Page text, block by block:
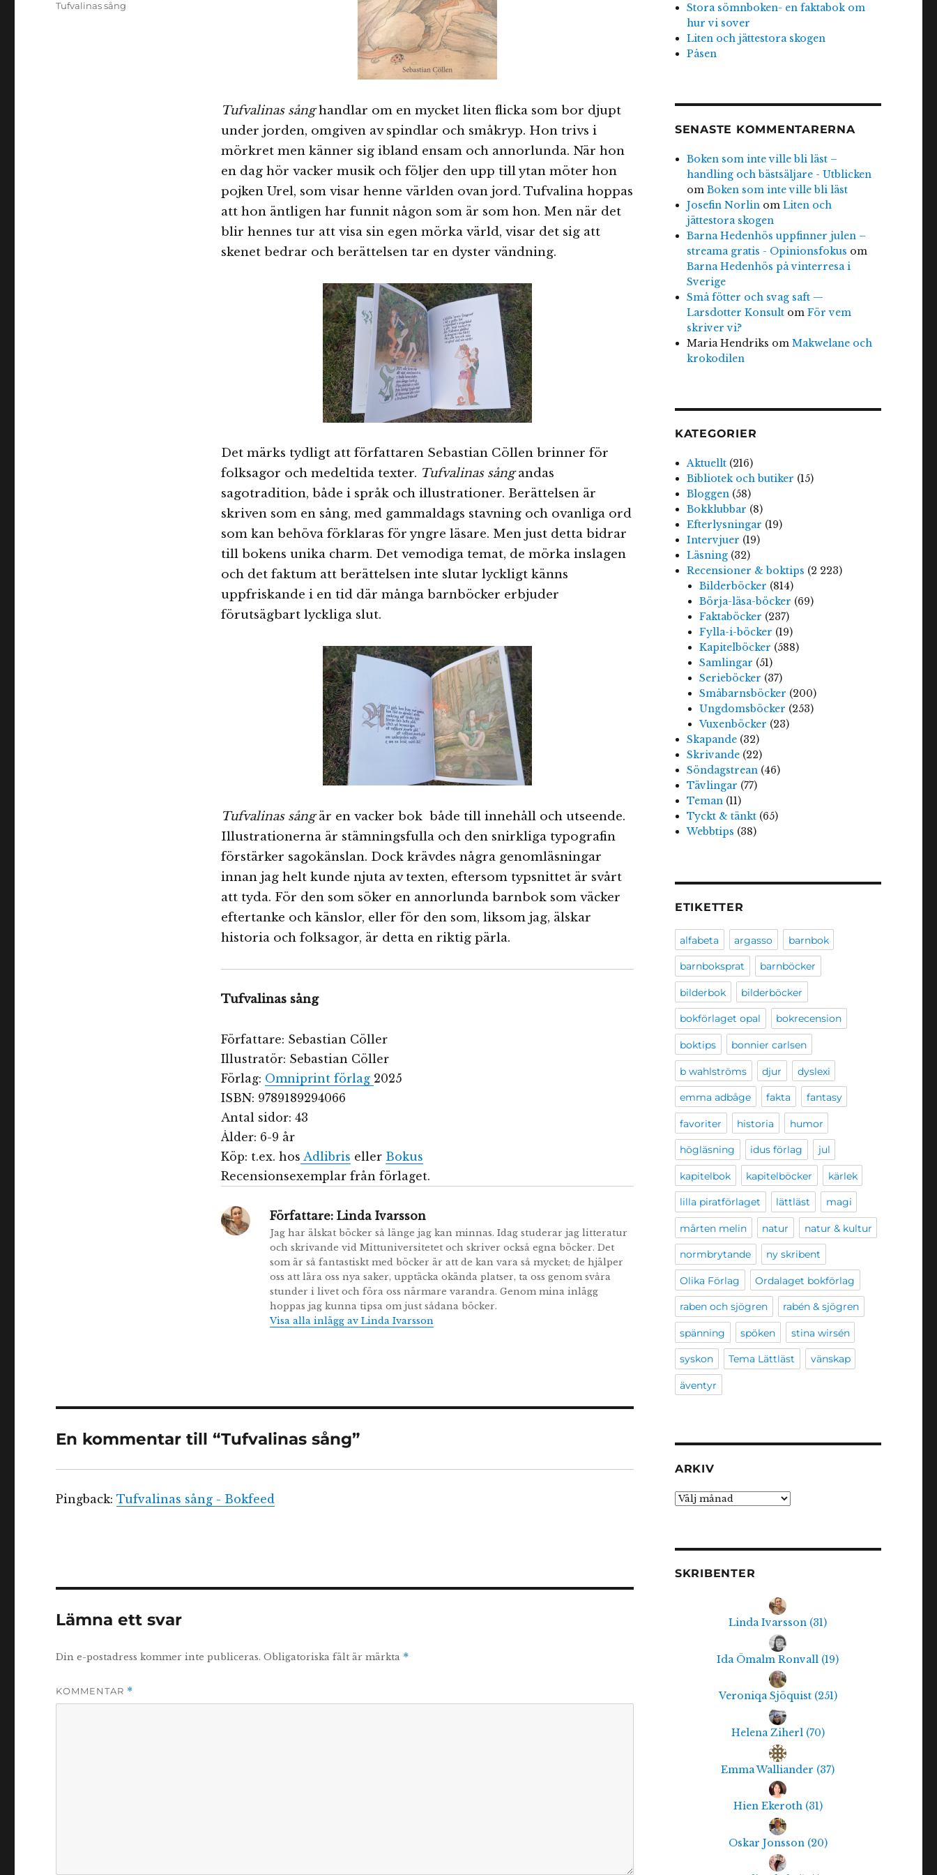
Tufvalinas sånghandlar om en mycket liten flicka som bor djupt
under jorden, omgiven av spindlar och småkryp. Hon trivs i
mörkret men känner sig ibland ensam och annorlunda. När hon
en dag hör vacker musik och följer den upp till ytan möter hon
pojken Urel, som visar henne världen ovan jord. Tufvalina hoppas
att hon äntligen har funnit någon som är som hon. Men när det
blir hennes tur att visa sin egen mörka värld, visar det sig att
skenet bedrar och berättelsen tar en dyster vändning.
Det märks tydligt att författaren Sebastian Cöllen brinner för
folksagor och medeltida texter. Tufvalinas sångandas
sagotradition, både i språk och illustrationer. Berättelsen är
skriven som en sång, med gammaldags stavning och ovanliga ord
som kan behöva förklaras för yngre läsare. Men just detta bidrar
till bokens unika charm. Det vemodiga temat, de mörka inslagen
och det faktum att berättelsen inte slutar lyckligt känns
uppfriskande i en tid där många barnböcker erbjuder
förutsägbart lyckliga slut.
Tufvalinas sångär en vacker bok både till innehåll och utseende.
Illustrationerna är stämningsfulla och den snirkliga typografin
förstärker sagokänslan. Dock krävdes några genomläsningar
innan jag helt kunde njuta av texten, eftersom typsnittet är svårt
att tyda. För den som söker en annorlunda barnbok som väcker
eftertanke och känslor, eller för den som, liksom jag, älskar
historia och folksagor, är detta en riktig pärla.
Tufvalinas sång
Författare: Sebastian Cöller
Illustratör: Sebastian Cöller
Förlag: Omniprint förlag 2025
ISBN: 9789189294066
Antal sidor: 43
Ålder: 6-9 år
Köp: t.ex. hos Adlibris eller Bokus
Recensionsexemplar från förlaget.
Författare:Linda Ivarsson
Jag har älskat böcker så länge jag kan minnas. Idag studerar jag litteratur
och skrivande vid Mittuniversitetet och skriver också egna böcker. Det
som är så fantastiskt med böcker är att de kan vara så mycket; de hjälper
oss att lära oss nya saker, upptäcka okända platser, ta oss genom svåra
stunder i livet och föra oss närmare varandra. Genom mina inlägg
hoppas jag kunna tipsa om just sådana böcker.
Visa alla inlägg av Linda Ivarsson
Tufvalinas sång
En kommentar till “Tufvalinas sång”
Pingback:Tufvalinas sång - Bokfeed
Lämna ett svar
Din e-postadress kommer inte publiceras. Obligatoriska fält är märkta *
KOMMENTAR *
Stora sömnboken- en faktabok om
hur vi sover
Liten och jättestora skogen
Påsen
SENASTE KOMMENTARERNA
Boken som inte ville bli läst –
handling och bästsäljare - Utblicken
omBoken som inte ville bli läst
Josefin Norlin omLiten och
jättestora skogen
Barna Hedenhös uppfinner julen –
streama gratis - Opinionsfokus om
Barna Hedenhös på vinterresa i
Sverige
Små fötter och svag saft —
Larsdotter Konsult omFör vem
skriver vi?
Maria Hendriks omMakwelane och
krokodilen
KATEGORIER
Aktuellt (216)
Bibliotek och butiker (15)
Bloggen (58)
Bokklubbar (8)
Efterlysningar (19)
Intervjuer (19)
Läsning (32)
Recensioner & boktips (2 223)
Bilderböcker (814)
Börja-läsa-böcker (69)
Faktaböcker (237)
Fylla-i-böcker (19)
Kapitelböcker (588)
Samlingar (51)
Serieböcker (37)
Småbarnsböcker (200)
Ungdomsböcker (253)
Vuxenböcker (23)
Skapande (32)
Skrivande (22)
Söndagstrean (46)
Tävlingar (77)
Teman (11)
Tyckt & tänkt (65)
Webbtips (38)
ETIKETTER
alfabeta argasso barnbok
barnboksprat barnböcker
bilderbok bilderböcker
bokförlaget opal bokrecension
boktips bonnier carlsen
b wahlströms djur dyslexi
emma adbåge fakta fantasy
favoriter historia humor
högläsning idus förlag jul
kapitelbok kapitelböcker kärlek
lilla piratförlaget lättläst magi
mårten melin natur natur & kultur
normbrytande ny skribent
Olika Förlag Ordalaget bokförlag
raben och sjögren rabén & sjögren
spänning spöken stina wirsén
syskon Tema Lättläst vänskap
äventyr
ARKIV
Arkiv
SKRIBENTER
Linda Ivarsson (31)
Ida Ömalm Ronvall (19)
Veroniqa Sjöquist (251)
Helena Ziherl (70)
Emma Walliander (37)
Hien Ekeroth (31)
Oskar Jonsson (20)